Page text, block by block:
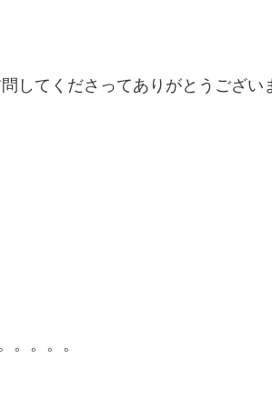
してくださってありがとうござい
。。。。